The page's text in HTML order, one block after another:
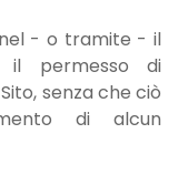
- o tramite - il
il permesso di
senza che ciò
di alcun